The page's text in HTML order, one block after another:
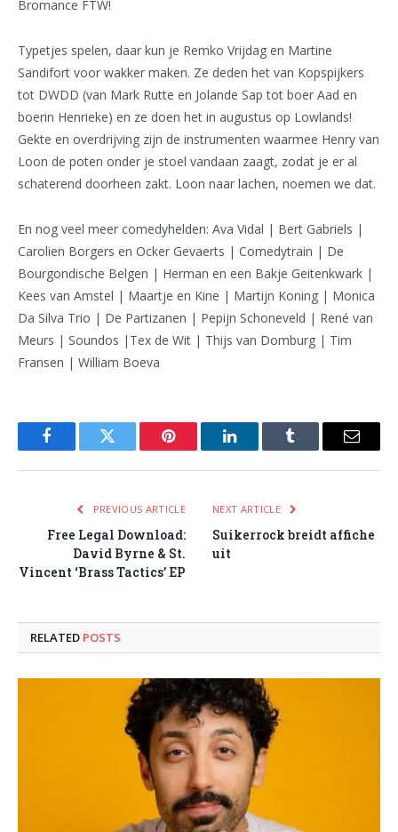
Bromance FTW!
Typetjes spelen, daar kun je Remko Vrijdag en Martine
Sandifort voor wakker maken. Ze deden het van Kopspijkers
tot DWDD (van Mark Rutte en Jolande Sap tot boer Aad en
boerin Henrieke) en ze doen het in augustus op Lowlands!
Gekte en overdrijving zijn de instrumenten waarmee Henry van
Loon de poten onder je stoel vandaan zaagt, zodat je er al
schaterend doorheen zakt. Loon naar lachen, noemen we dat.
En nog veel meer comedyhelden: Ava Vidal | Bert Gabriels |
Carolien Borgers en Ocker Gevaerts | Comedytrain | De
Bourgondische Belgen | Herman en een Bakje Geitenkwark |
Kees van Amstel | Maartje en Kine | Martijn Koning | Monica
Da Silva Trio | De Partizanen | Pepijn Schoneveld | René van
Meurs | Soundos |Tex de Wit | Thijs van Domburg | Tim
Fransen | William Boeva
FacebookTwitter Pinterest LinkedInTumblr Email
PREVIOUS ARTICLE
Free Legal Download:
David Byrne & St.
Vincent ‘Brass Tactics’ EP
NEXT ARTICLE
Suikerrock breidt affiche
uit
RELATED POSTS